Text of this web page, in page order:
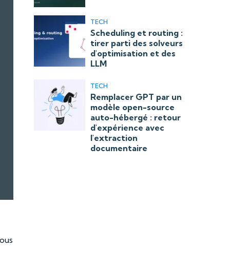
TECH
Scheduling et routing :
tirer parti des solveurs
d'optimisation et des
LLM
TECH
Remplacer GPT par un
modèle open-source
auto-hébergé : retour
d'expérience avec
l'extraction
documentaire